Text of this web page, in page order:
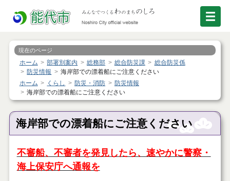
現在のページ
ホーム 部署別案内 総務部 総合防災課
総合防災係
防災情報
海岸部での漂着船にご注意ください
ホーム
くらし 防災・消防
防災情報
海岸部での漂着船にご注意ください
海岸部での漂着船にご注意ください
不審船、不審者を発見したら、速やかに警察・
海上保安庁へ通報を